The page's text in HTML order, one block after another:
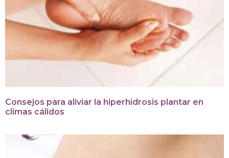
Consejos para aliviar la hiperhidrosis plantar en
climas cálidos